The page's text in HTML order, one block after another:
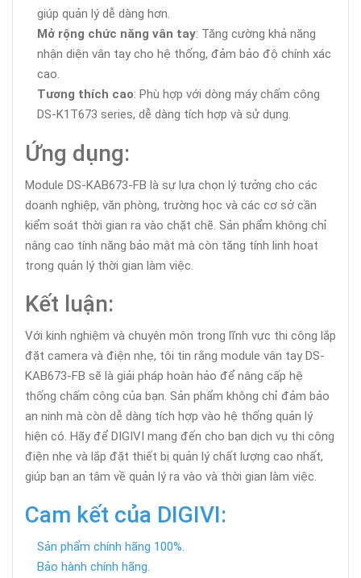
giúp quản lý dễ dàng hơn.
Mở rộng chức năng vân tay: Tăng cường khả năng
nhận diện vân tay cho hệ thống, đảm bảo độ chính xác
cao.
Tương thích cao: Phù hợp với dòng máy chấm công
DS-K1T673 series, dễ dàng tích hợp và sử dụng.
Ứng dụng:
Module DS-KAB673-FB là sự lựa chọn lý tưởng cho các
doanh nghiệp, văn phòng, trường học và các cơ sở cần
kiểm soát thời gian ra vào chặt chẽ. Sản phẩm không chỉ
nâng cao tính năng bảo mật mà còn tăng tính linh hoạt
trong quản lý thời gian làm việc.
Kết luận:
Với kinh nghiệm và chuyên môn trong lĩnh vực thi công lắp
đặt camera và điện nhẹ, tôi tin rằng module vân tay DS-
KAB673-FB sẽ là giải pháp hoàn hảo để nâng cấp hệ
thống chấm công của bạn. Sản phẩm không chỉ đảm bảo
an ninh mà còn dễ dàng tích hợp vào hệ thống quản lý
hiện có. Hãy để DIGIVI mang đến cho bạn dịch vụ thi công
điện nhẹ và lắp đặt thiết bị quản lý chất lượng cao nhất,
giúp bạn an tâm về quản lý ra vào và thời gian làm việc.
Cam kết của DIGIVI:
Sản phẩm chính hãng 100%.
Bảo hành chính hãng.